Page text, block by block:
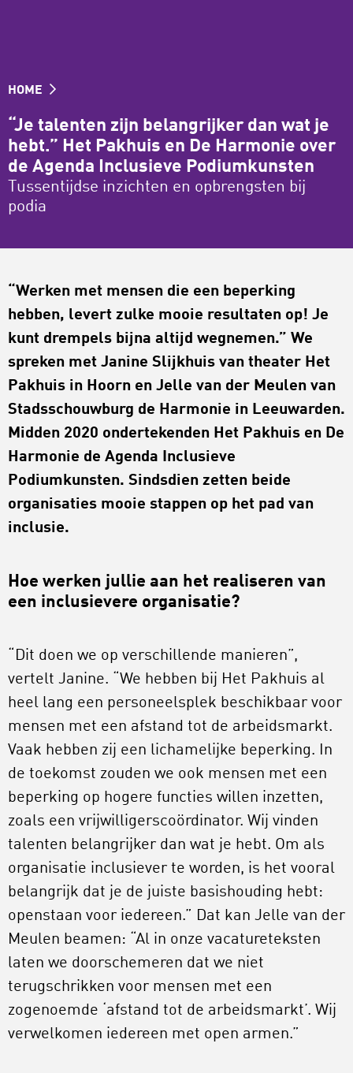
HOME
“Je talenten zijn belangrijker dan wat je
hebt.” Het Pakhuis en De Harmonie over
de Agenda Inclusieve Podiumkunsten
Tussentijdse inzichten en opbrengsten bij
podia
“Werken met mensen die een beperking
hebben, levert zulke mooie resultaten op! Je
kunt drempels bijna altijd wegnemen.” We
spreken met Janine Slijkhuis van theater Het
Pakhuis in Hoorn en Jelle van der Meulen van
Stadsschouwburg de Harmonie in Leeuwarden.
Midden 2020 ondertekenden Het Pakhuis en De
Harmonie de Agenda Inclusieve
Podiumkunsten. Sindsdien zetten beide
organisaties mooie stappen op het pad van
inclusie.
Hoe werken jullie aan het realiseren van
een inclusievere organisatie?
“Dit doen we op verschillende manieren”,
vertelt Janine. “We hebben bij Het Pakhuis al
heel lang een personeelsplek beschikbaar voor
mensen met een afstand tot de arbeidsmarkt.
Vaak hebben zij een lichamelijke beperking. In
de toekomst zouden we ook mensen met een
beperking op hogere functies willen inzetten,
zoals een vrijwilligerscoördinator. Wij vinden
talenten belangrijker dan wat je hebt. Om als
organisatie inclusiever te worden, is het vooral
belangrijk dat je de juiste basishouding hebt:
openstaan voor iedereen.” Dat kan Jelle van der
Meulen beamen: “Al in onze vacatureteksten
laten we doorschemeren dat we niet
terugschrikken voor mensen met een
zogenoemde ‘afstand tot de arbeidsmarkt’. Wij
verwelkomen iedereen met open armen.”